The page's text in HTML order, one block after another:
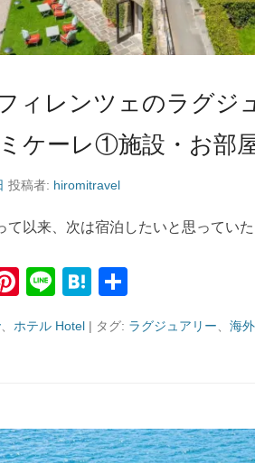
フィレンツェのラグジ
ケーレ①施設・お部
投稿者: hiromitravel
て以来、次は宿泊したいと思ってい
Pi
er
Li
e
H
e
ホテル Hotel | タグ: ラグジュアリー 海